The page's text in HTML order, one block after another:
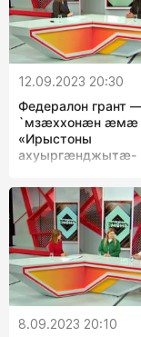
12.09.2023 20:30
Федералон грант
`мзæххонæн æмæ
«Ирыстоны
ахуыргæнджытæ-
8.09.2023 20:10